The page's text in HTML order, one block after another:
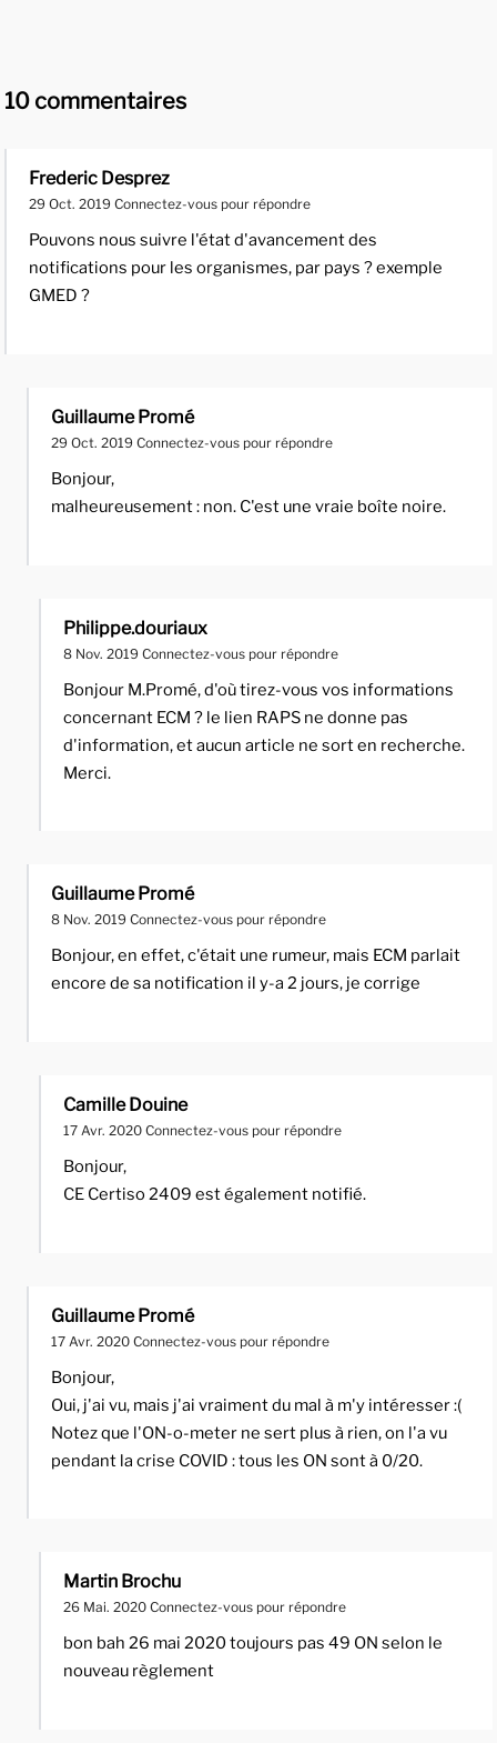
10 commentaires
Frederic Desprez
29 Oct. 2019 Connectez-vous pour répondre
Pouvons nous suivre l'état d'avancement des
notifications pour les organismes, par pays ? exemple
GMED ?
Guillaume Promé
29 Oct. 2019 Connectez-vous pour répondre
Bonjour,
malheureusement : non. C'est une vraie boîte noire.
Philippe.douriaux
8 Nov. 2019 Connectez-vous pour répondre
Bonjour M.Promé, d'où tirez-vous vos informations
concernant ECM ? le lien RAPS ne donne pas
d'information, et aucun article ne sort en recherche.
Merci.
Guillaume Promé
8 Nov. 2019 Connectez-vous pour répondre
Bonjour, en effet, c'était une rumeur, mais ECM parlait
encore de sa notification il y-a 2 jours, je corrige
Camille Douine
17 Avr. 2020 Connectez-vous pour répondre
Bonjour,
CE Certiso 2409 est également notifié.
Guillaume Promé
17 Avr. 2020 Connectez-vous pour répondre
Bonjour,
Oui, j'ai vu, mais j'ai vraiment du mal à m'y intéresser :(
Notez que l'ON-o-meter ne sert plus à rien, on l'a vu
pendant la crise COVID : tous les ON sont à 0/20.
Martin Brochu
26 Mai. 2020 Connectez-vous pour répondre
bon bah 26 mai 2020 toujours pas 49 ON selon le
nouveau règlement